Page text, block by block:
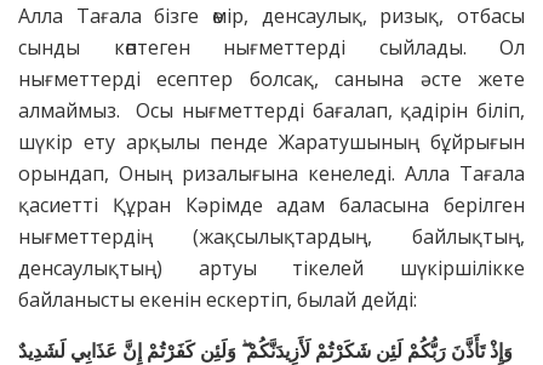
Алла Тағала бізге өмір, денсаулық, ризық, отбасы
сынды көптеген нығметтерді сыйлады. Ол
нығметтерді есептер болсақ, санына әсте жете
алмаймыз. Осы нығметтерді бағалап, қадірін біліп,
шүкір ету арқылы пенде Жаратушының бұйрығын
орындап, Оның ризалығына кенеледі. Алла Тағала
қасиетті Құран Кәрімде адам баласына берілген
нығметтердің (жақсылықтардың, байлықтың,
денсаулықтың) артуы тікелей шүкіршілікке
байланысты екенін ескертіп, былай дейді:
وَإِذْ تَأَذَّنَ رَبُّكُمْ لَئِن شَكَرْتُمْ لَأَزِيدَنَّكُمْ ۖ وَلَئِن كَفَرْتُمْ إِنَّ عَذَابِي لَشَدِيدٌ